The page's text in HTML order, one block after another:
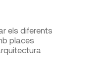
els diferents
places